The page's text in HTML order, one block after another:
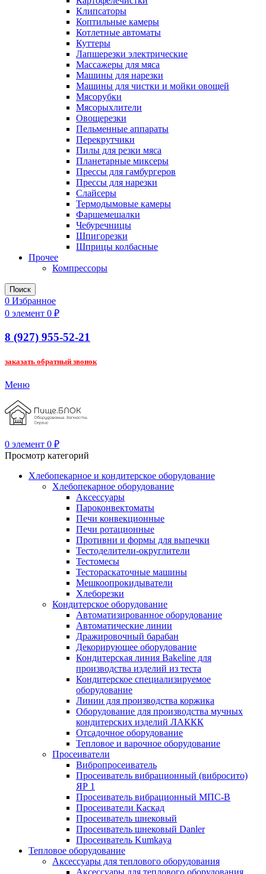
Клипсаторы
Коптильные камеры
Котлетные автоматы
Куттеры
Лапшерезки электрические
Массажеры для мяса
Машины для нарезки
Машины для чистки и мойки овощей
Мясорубки
Мясорыхлители
Овощерезки
Пельменные аппараты
Перекрутчики
Пилы для резки мяса
Планетарные миксеры
Прессы для гамбургеров
Прессы для нарезки
Слайсеры
Термодымовые камеры
Фаршемешалки
Чебуречницы
Шпигорезки
Шприцы колбасные
Прочее
Компрессоры
Поиск
0 Избранное
0 элемент 0 ₽
8 (927) 955-52-21
заказать обратный звонок
Меню
0 элемент 0 ₽
Просмотр категорий
Хлебопекарное и кондитерское оборудование
Хлебопекарное оборудование
Аксессуары
Пароконвектоматы
Печи конвекционные
Печи ротационные
Противни и формы для выпечки
Тестоделители-округлители
Тестомесы
Тестораскаточные машины
Мешкоопрокидыватели
Хлеборезки
Кондитерское оборудование
Автоматизированное оборудование
Автоматические линии
Дражировочный барабан
Декорирующее оборудование
Кондитерская линия Bakeline для
производства изделий из теста
Кондитерское специализируемое
оборудование
Линии для производства коржика
Оборудование для производства мучных
кондитерских изделий ЛАККК
Отсадочное оборудование
Тепловое и варочное оборудование
Просеиватели
Вибропросеиватель
Просеиватель вибрационный (вибросито)
ЯР 1
Просеиватель вибрационный МПС-В
Просеиватели Каскад
Просеиватель шнековый
Просеиватель шнековый Danler
Просеиватель Kumkaya
Тепловое оборудование
Аксессуары для теплового оборудования
Аксессуары для теплового оборудования